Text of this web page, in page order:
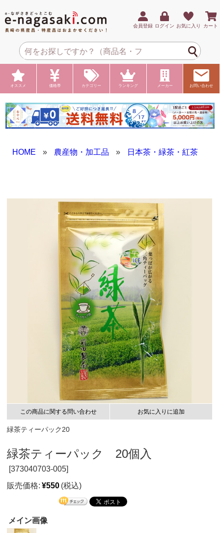
会員登録 ログイン お気に入り カート
オススメ 価格帯 カテゴリー ランキング メーカー お問い合わせ
HOME » 農産物・加工品 » 日本茶・緑茶・紅茶
この商品に関する問い合わせ お気に入りに追加
緑茶ティーパック20
緑茶ティーパック 20個入
[373040703-005]
販売価格: ¥550 (税込)
メイン画像